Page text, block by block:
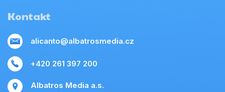
Kontakt
alicanto@albatrosmedia.cz
+420 261 397 200
Albatros Media a.s.